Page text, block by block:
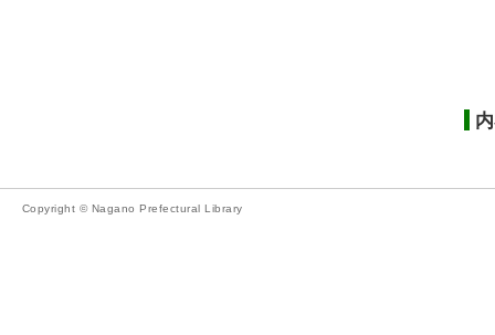
Copyright © Nagano Prefectural Library